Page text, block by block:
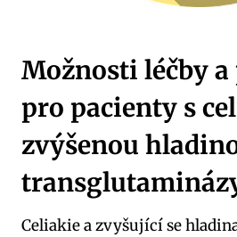
Možnosti léčby a
pro pacienty s
zvýšenou
Celiakie a zvyšující se